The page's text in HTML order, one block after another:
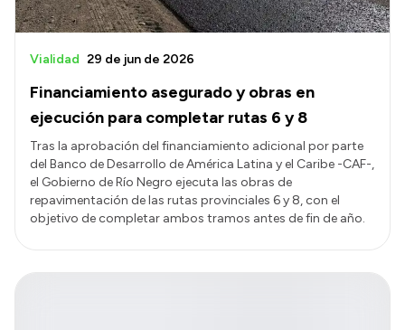
Financiamiento asegurado y obras en
ejecución para completar rutas 6 y 8
Vialidad 29 de jun de 2026
Tras la aprobación del financiamiento adicional por parte
del Banco de Desarrollo de América Latina y el Caribe -CAF-,
el Gobierno de Río Negro ejecuta las obras de
repavimentación de las rutas provinciales 6 y 8, con el
objetivo de completar ambos tramos antes de fin de año.